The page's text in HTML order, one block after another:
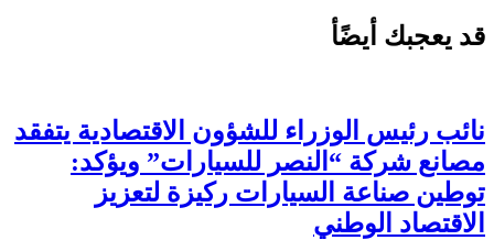
قد يعجبك أيضًأ
نائب رئيس الوزراء للشؤون الاقتصادية يتفقد
مصانع شركة “النصر للسيارات” ويؤكد:
توطين صناعة السيارات ركيزة لتعزيز
الاقتصاد الوطني